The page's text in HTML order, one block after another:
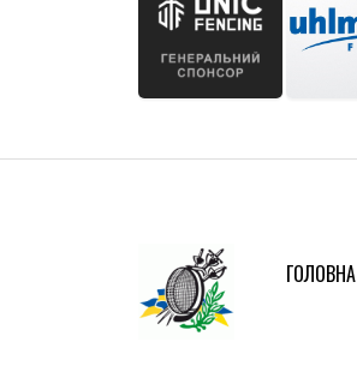
ГОЛОВНА